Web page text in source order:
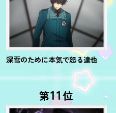
深雪のために本気で怒る達也
第11位